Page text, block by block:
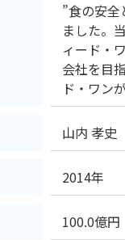
”食の安
ました。
ィード・
会社を目
ド・ワン
山内 孝史
2014年
100.0億円